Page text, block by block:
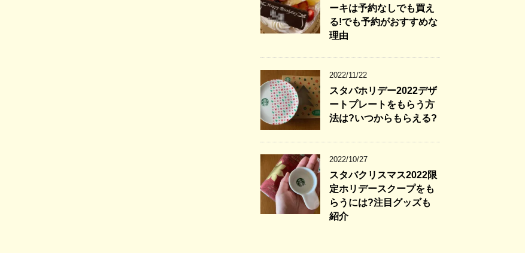
ーキは予約なしでも買え
る!でも予約がおすすめな
理由
2022/11/22
スタバホリデー2022デザ
ートプレートをもらう方
法は?いつからもらえる?
2022/10/27
スタバクリスマス2022限
定ホリデースクープをも
らうには?注目グッズも
紹介